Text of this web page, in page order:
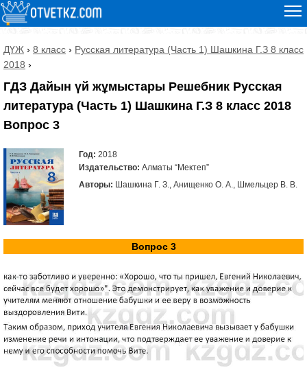
ДҮЖ › 8 класс › Русская литература (Часть 1) Шашкина Г.З 8 класс
2018 ›
ГДЗ Дайын үй жұмыстары Решебник Русская
литература (Часть 1) Шашкина Г.З 8 класс 2018
Вопрос 3
Год: 2018
Издательство: Алматы “Мектеп”
Авторы: Шашкина Г. З., Анищенко О. А., Шмельцер В. В.
Вопрос 3